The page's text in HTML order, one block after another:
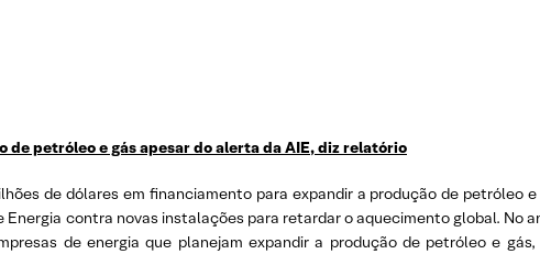
de petróleo e gás apesar do alerta da AIE, diz relatório
de dólares em financiamento para expandir a produção de petróleo
contra novas instalações para retardar o aquecimento global. No
de energia que planejam expandir a produção de petróleo e